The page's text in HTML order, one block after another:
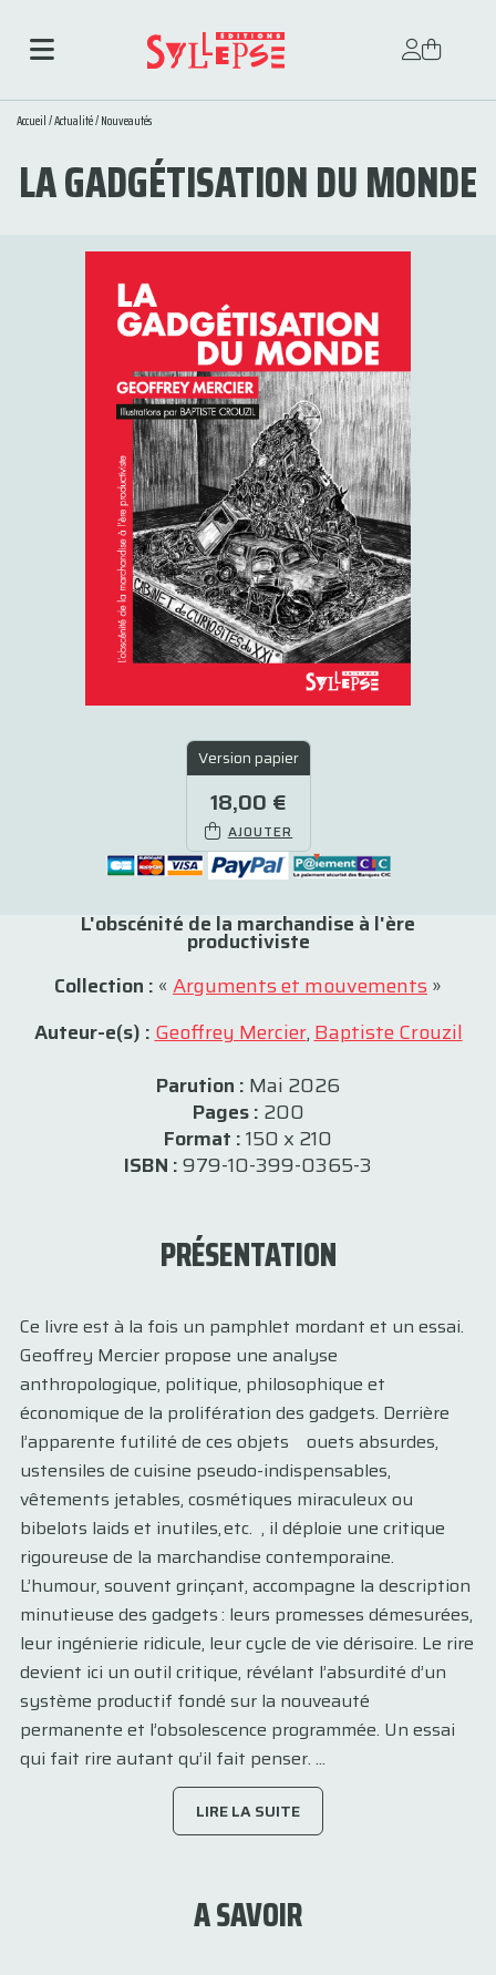
Accueil/Actualité/Nouveautés
LA GADGÉTISATION DU MONDE
Version papier
18,00 €
AJOUTER
L'obscénité de la marchandise à l'ère
productiviste
Collection : « Arguments et mouvements»
Auteur-e(s) :Geoffrey Mercier,Baptiste Crouzil
Parution : Mai 2026
Pages : 200
Format :150 x 210
ISBN :979-10-399-0365-3
PRÉSENTATION
Ce livre est à la fois un pamphlet mordant et un essai.
Geoffrey Mercier propose une analyse
anthropologique, politique, philosophique et
économique de la prolifération des gadgets. Derrière
l’apparente futilité de ces objets ouets absurdes,
ustensiles de cuisine pseudo-indispensables,
vêtements jetables, cosmétiques miraculeux ou
bibelots laids et inutiles, etc. , il déploie une critique
rigoureuse de la marchandise contemporaine.
L’humour, souvent grinçant, accompagne la description
minutieuse des gadgets : leurs promesses démesurées,
leur ingénierie ridicule, leur cycle de vie dérisoire. Le rire
devient ici un outil critique, révélant l’absurdité d’un
système productif fondé sur la nouveauté
permanente et l’obsolescence programmée. Un essai
qui fait rire autant qu’il fait penser. ...
LIRE LA SUITE
A SAVOIR